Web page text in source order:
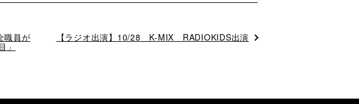
職員が
」
次【ラジオ出演】10/28 K-MIX RADIOKIDS出演